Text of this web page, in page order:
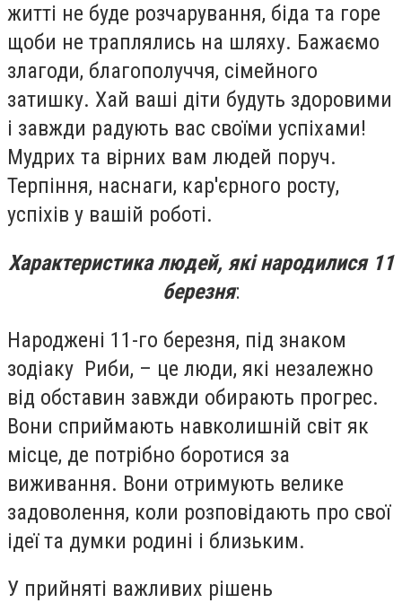
житті не буде розчарування, біда та горе
щоби не траплялись на шляху. Бажаємо
злагоди, благополуччя, сімейного
затишку. Хай ваші діти будуть здоровими
і завжди радують вас своїми успіхами!
Мудрих та вірних вам людей поруч.
Терпіння, наснаги, кар'єрного росту,
успіхів у вашій роботі.
Характеристика людей, які народилися 11
березня:
Народжені 11-го березня, під знаком
зодіаку Риби, – це люди, які незалежно
від обставин завжди обирають прогрес.
Вони сприймають навколишній світ як
місце, де потрібно боротися за
виживання. Вони отримують велике
задоволення, коли розповідають про свої
ідеї та думки родині і близьким.
У прийняті важливих рішень